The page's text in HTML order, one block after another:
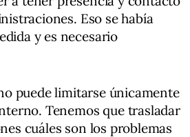
Eso se había
y es necesario
puede limitarse únicamente
Tenemos que trasladar
cuáles son los problemas